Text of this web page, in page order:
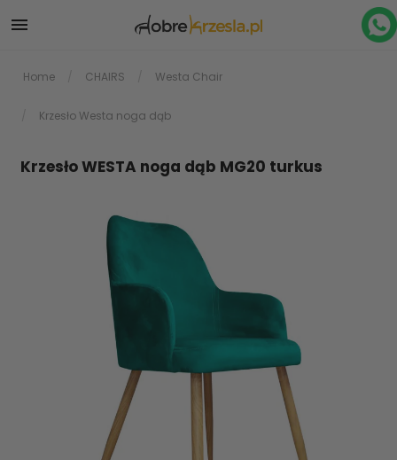

Home CHAIRS Westa Chair
Krzesło Westa noga dąb
Krzesło WESTA noga dąb MG20 turkus